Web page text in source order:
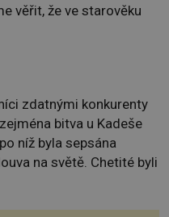
věřit, že ve starověku
zdatnými konkurenty
bitva u Kadeše
níž byla sepsána
na světě. Chetité byli